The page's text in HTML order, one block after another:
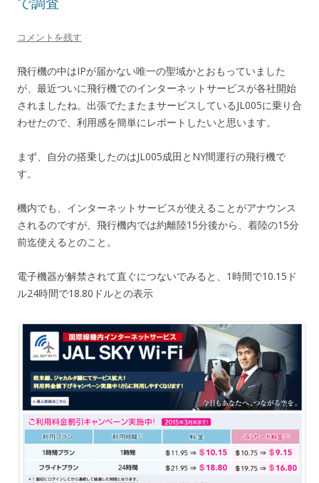
コメントを残す
飛行機の中はIPが届かない唯一の聖域かとおもっていました
が、最近ついに飛行機でのインターネットサービスが各社開始
されましたね。出張でたまたまサービスしているJL005に乗り合
わせたので、利用感を簡単にレポートしたいと思います。
まず、自分の搭乗したのはJL005成田とNY間運行の飛行機で
す。
機内でも、インターネットサービスが使えることがアナウンス
されるのですが、飛行機内では約離陸15分後から、着陸の15分
前迄使えるとのこと。
電子機器が解禁されて直ぐにつないでみると、1時間で10.15ド
ル24時間で18.80ドルとの表示